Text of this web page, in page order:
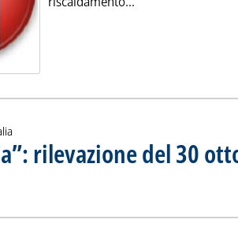
rilevazione del 30
'“Prezzi Italia”: rilevazione del 30
alla notizia